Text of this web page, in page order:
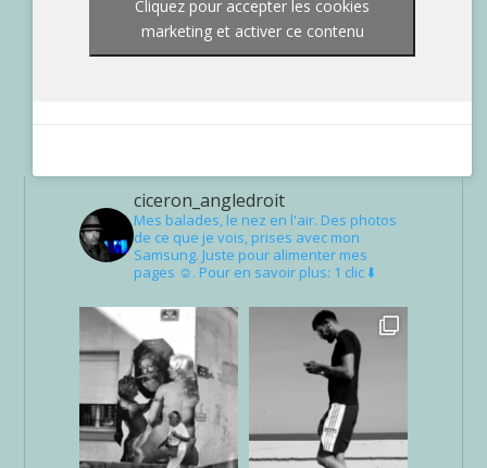
Cliquez pour accepter les cookies
marketing et activer ce contenu
ciceron_angledroit
Mes balades, le nez en l'air. Des photos
de ce que je vois, prises avec mon
Samsung. Juste pour alimenter mes
pages ☺. Pour en savoir plus: 1 clic ⬇️